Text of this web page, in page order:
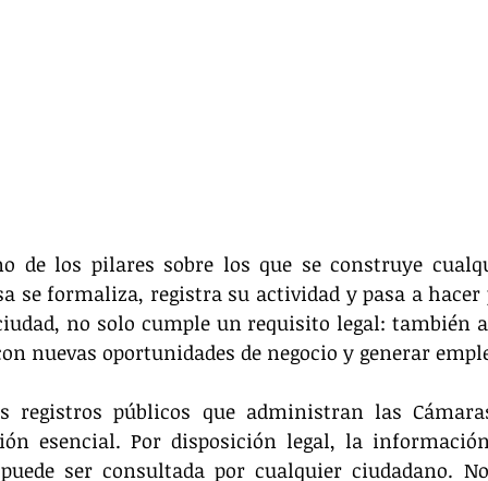
de los pilares sobre los que se construye
se formaliza, registra su actividad y pasa a
no solo cumple un requisito legal: también
nuevas oportunidades de negocio y generar
registros públicos que administran las
esencial. Por disposición legal, la
ser consultada por cualquier ciudadano.